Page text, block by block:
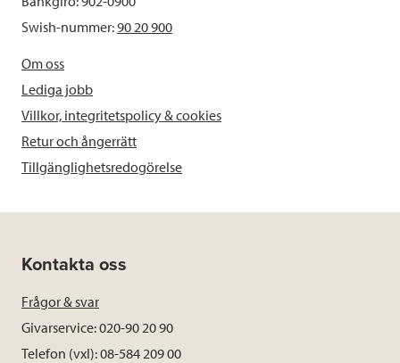
Swish-nummer:90 20 900
Om oss
Lediga jobb
Villkor, integritetspolicy & cookies
Retur och ångerrätt
Tillgänglighetsredogörelse
Kontakta oss
Frågor & svar
Givarservice: 020-90 20 90
Telefon (vxl): 08-584 209 00